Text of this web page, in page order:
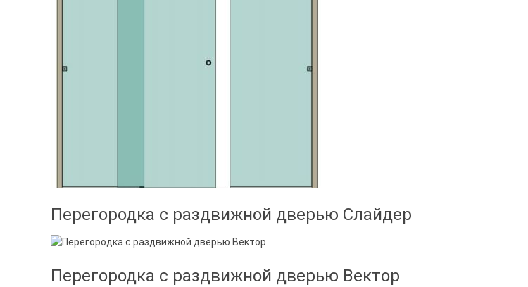
Перегородка с раздвижной дверью Слайдер
Перегородка с раздвижной дверью Вектор